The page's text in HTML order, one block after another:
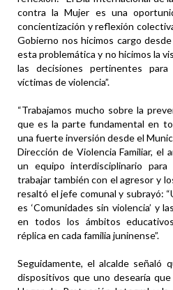
contra la Mujer es una
concientización y reflexión
Gobierno nos hicimos cargo
esta problemática y no hicimos la
las decisiones pertinentes
víctimas de violencia”.
“Trabajamos mucho sobre la
que es la parte fundamental en
una fuerte inversión desde el
Dirección de Violencia Familiar, el
un equipo interdisciplinario
trabajar también con el agresor y
resaltó el jefe comunal y subrayó:
es ‘Comunidades sin violencia’ y
en todos los ámbitos
réplica en cada familia juninense”.
Seguidamente, el alcalde señaló
dispositivos que uno desearía